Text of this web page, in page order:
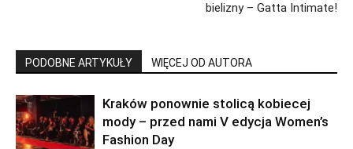
bielizny – Gatta Intimate!
PODOBNE ARTYKUŁY WIĘCEJ OD AUTORA
Kraków ponownie stolicą kobiecej
mody – przed nami V edycja Women’s
Fashion Day